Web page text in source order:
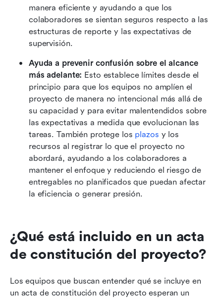
manera eficiente y ayudando a que los
colaboradores se sientan seguros respecto a las
estructuras de reporte y las expectativas de
supervisión.
Ayuda a prevenir confusión sobre el alcance
más adelante: Esto establece límites desde el
principio para que los equipos no amplíen el
proyecto de manera no intencional más allá de
su capacidad y para evitar malentendidos sobre
las expectativas a medida que evolucionan las
tareas. También protege los plazos y los
recursos al registrar lo que el proyecto no
abordará, ayudando a los colaboradores a
mantener el enfoque y reduciendo el riesgo de
entregables no planificados que puedan afectar
la eficiencia o generar presión.
¿Qué está incluido en un acta
de constitución del proyecto?
Los equipos que buscan entender qué se incluye en
un acta de constitución del proyecto esperan un